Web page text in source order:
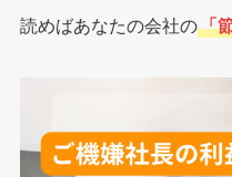
読めばあなたの会社の「